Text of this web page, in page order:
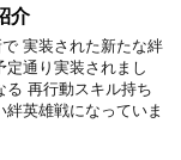
介
実装された新たな絆
通り実装されまし
る 再行動スキル持ち
英雄戦になっていま